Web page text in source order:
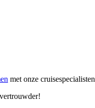
met onze cruisespecialisten